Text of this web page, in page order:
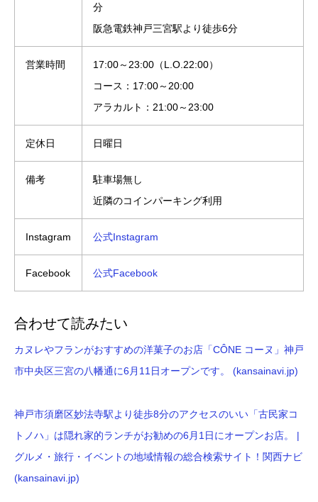
分
阪急電鉄神戸三宮駅より徒歩6分
営業時間
17:00～23:00（L.O.22:00）
コース：17:00～20:00
アラカルト：21:00～23:00
定休日 日曜日
備考
駐車場無し
近隣のコインパーキング利用
Instagram 公式Instagram
Facebook 公式Facebook
合わせて読みたい
カヌレやフランがおすすめの洋菓子のお店「CÔNE コーヌ」神戸
市中央区三宮の八幡通に6月11日オープンです。 (kansainavi.jp)
神戸市須磨区妙法寺駅より徒歩8分のアクセスのいい「古民家コ
トノハ」は隠れ家的ランチがお勧めの6月1日にオープンお店。 |
グルメ・旅行・イベントの地域情報の総合検索サイト！関西ナビ
(kansainavi.jp)